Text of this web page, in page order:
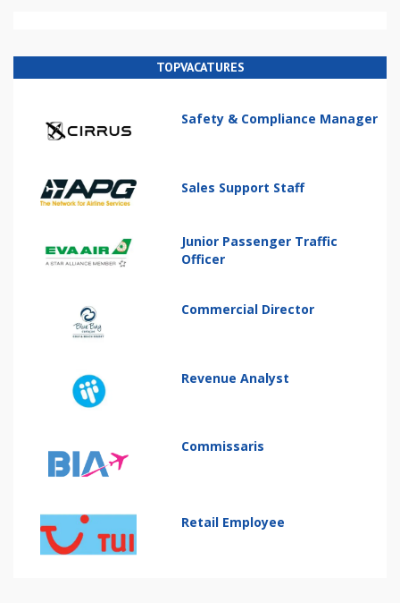
TOPVACATURES
Safety & Compliance Manager
Sales Support Staff
Junior Passenger Traffic
Officer
Commercial Director
Revenue Analyst
Commissaris
Retail Employee